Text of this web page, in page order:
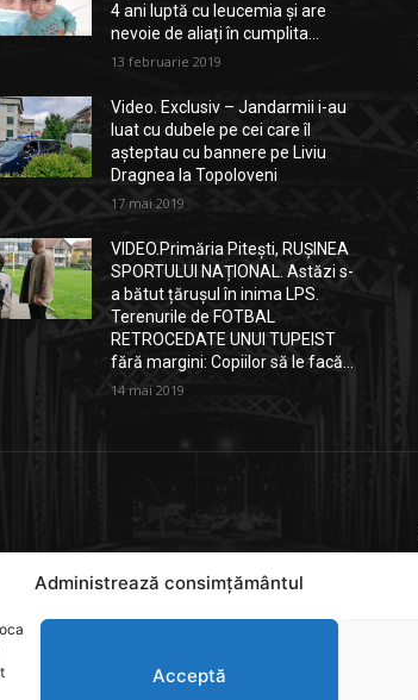
Administrează consimțământul
Acceptă
4 ani luptă cu leucemia și are
nevoie de aliați în cumplita...
13 februarie 2019
Video. Exclusiv – Jandarmii i-au
luat cu dubele pe cei care îl
așteptau cu bannere pe Liviu
Dragnea la Topoloveni
17 mai 2019
VIDEO.Primăria Pitești, RUȘINEA
SPORTULUI NAȚIONAL. Astăzi s-
a bătut țărușul în inima LPS.
Terenurile de FOTBAL
RETROCEDATE UNUI TUPEIST
fără margini: Copiilor să le facă...
14 mai 2019
o platforma de știri dedicată comunității
informația relevantă. actuală și verificată